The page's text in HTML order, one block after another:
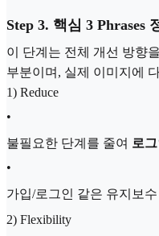
Step 3. 핵심 3 Phrases
이 단계는 전체 개선 방향
부분이며, 실제 이미지에
1) Reduce
•
불필요한 단계를 줄여 로
•
가입/로그인 같은 유지보
2) Flexibility